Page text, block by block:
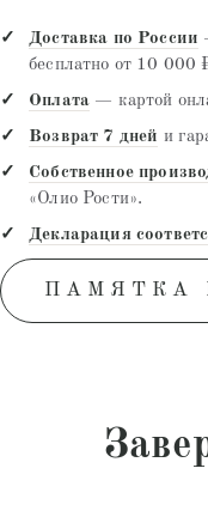
Доставка по России
бесплатно от 10 000
Оплата — картой
Возврат 7 дней и
Собственное
«Олио Рости».
Декларация
ПАМЯТКА